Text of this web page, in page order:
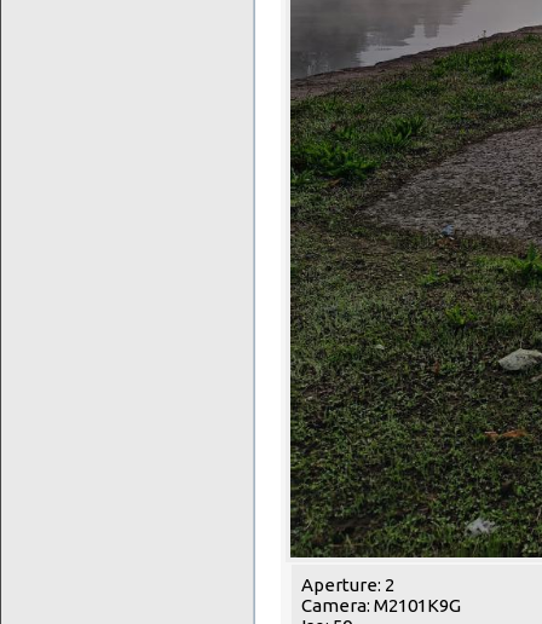
Aperture: 2
Camera: M2101K9G